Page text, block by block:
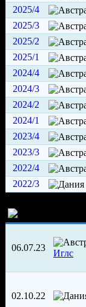
2025/4
2025/3
2025/2
2025/1
2024/4
2024/3
2024/2
2024/1
2023/4
2023/3
2022/4
2022/3
06.07.23
Иглс
02.10.22